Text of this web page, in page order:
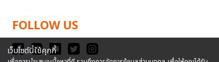
FOLLOW US
เว็บไซต์นี้ใช้คุกกี้